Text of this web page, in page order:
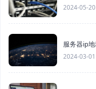
2024-05-20
服务器ip
2024-03-01